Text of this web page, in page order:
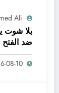
Ali
يلا شوت
ضد
08-10